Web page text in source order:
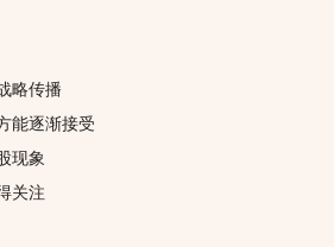
略传播
能逐渐接受
现象
关注